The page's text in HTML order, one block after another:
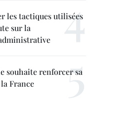
les tactiques utilisées
sur la
souhaite renforcer sa
France